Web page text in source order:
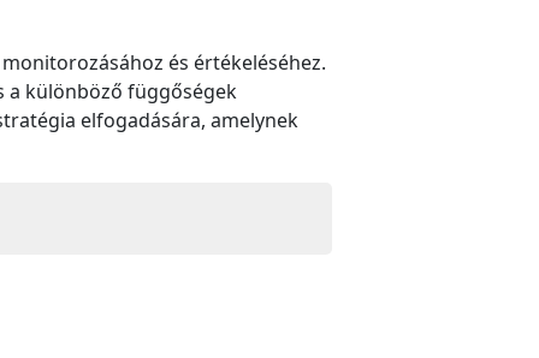
és értékeléséhez.
a különböző függőségek
elfogadására, amelynek